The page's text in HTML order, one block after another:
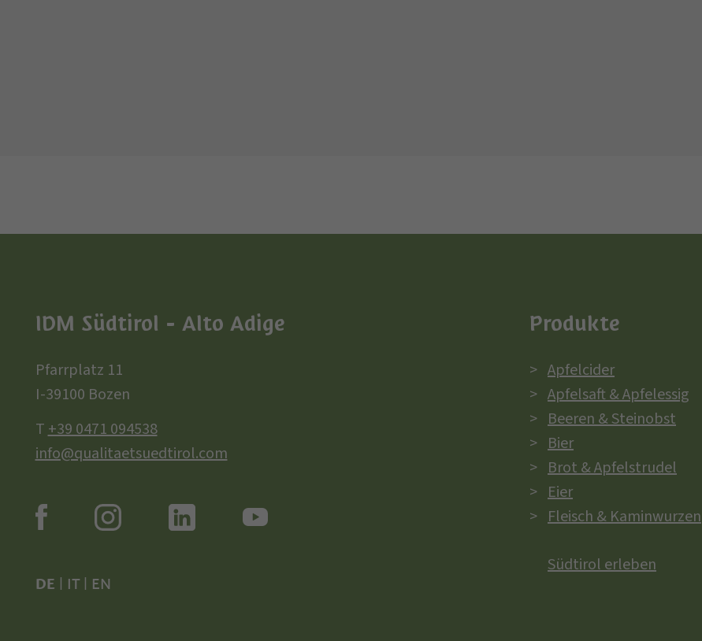
IDM Südtirol - Alto Adige
Pfarrplatz 11
I-39100 Bozen
T+39 0471 094538
info@qualitaetsuedtirol.com
DE IT| EN
Produkte
Apfelcider
Apfelsaft & Apfelessig
Beeren & Steinobst
Bier
Brot & Apfelstrudel
Eier
Fleisch & Kaminwurzen
Südtirol erleben